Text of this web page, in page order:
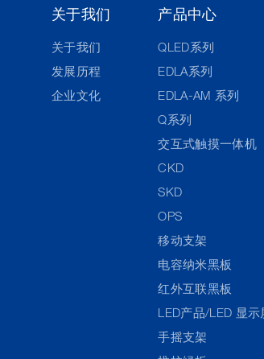
关于我们
关于我们
发展历程
企业文化
产品中心
QLED系列
EDLA系列
EDLA-AM 系列
Q系列
交互式触摸一体机
CKD
SKD
OPS
移动支架
电容纳米黑板
红外互联黑板
LED产品/LED 显示
手摇支架